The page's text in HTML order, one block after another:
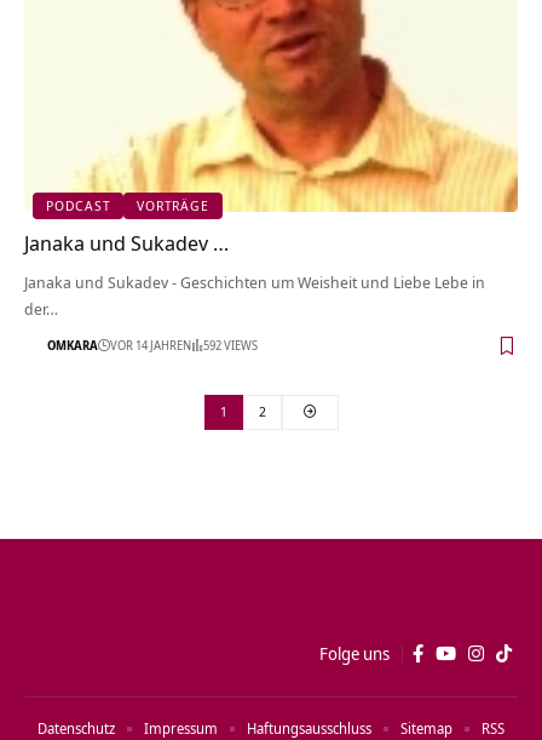
PODCAST VORTRÄGE
Janaka und Sukadev …
Janaka und Sukadev - Geschichten um Weisheit und Liebe Lebe in
der…
OMKARA VOR 14 JAHREN 592 VIEWS
1 2
Folge uns
Datenschutz Impressum Haftungsausschluss Sitemap RSS